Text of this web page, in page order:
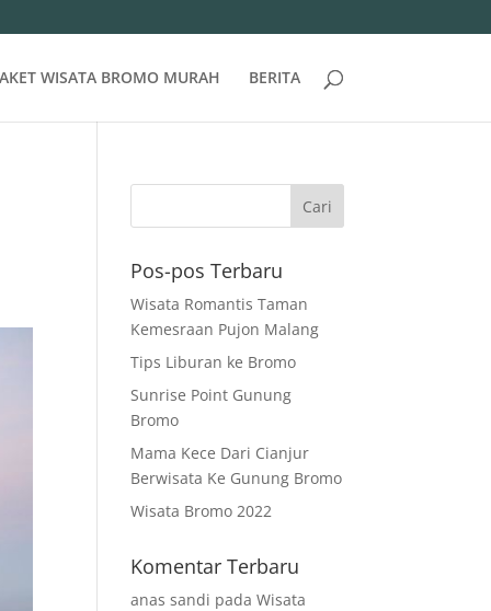
WISATA BROMO MURAH BERITA
Pos-pos Terbaru
Wisata Romantis Taman
Kemesraan Pujon Malang
Tips Liburan ke Bromo
Sunrise Point Gunung
Bromo
Mama Kece Dari Cianjur
Berwisata Ke Gunung Bromo
Wisata Bromo 2022
Komentar Terbaru
anas sandi padaWisata